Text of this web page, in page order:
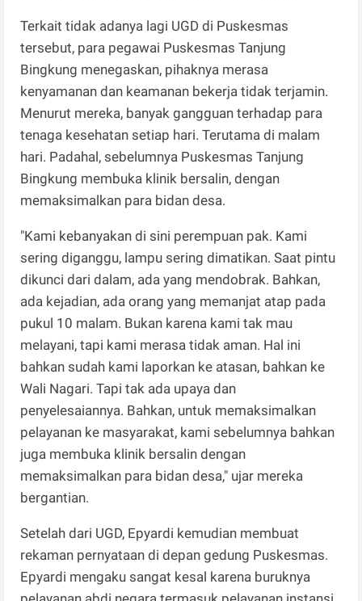
Terkait tidak adanya lagi UGD di Puskesmas
tersebut, para pegawai Puskesmas Tanjung
Bingkung menegaskan, pihaknya merasa
kenyamanan dan keamanan bekerja tidak terjamin.
Menurut mereka, banyak gangguan terhadap para
tenaga kesehatan setiap hari. Terutama di malam
hari. Padahal, sebelumnya Puskesmas Tanjung
Bingkung membuka klinik bersalin, dengan
memaksimalkan para bidan desa.
"Kami kebanyakan di sini perempuan pak. Kami
sering diganggu, lampu sering dimatikan. Saat pintu
dikunci dari dalam, ada yang mendobrak. Bahkan,
ada kejadian, ada orang yang memanjat atap pada
pukul 10 malam. Bukan karena kami tak mau
melayani, tapi kami merasa tidak aman. Hal ini
bahkan sudah kami laporkan ke atasan, bahkan ke
Wali Nagari. Tapi tak ada upaya dan
penyelesaiannya. Bahkan, untuk memaksimalkan
pelayanan ke masyarakat, kami sebelumnya bahkan
juga membuka klinik bersalin dengan
memaksimalkan para bidan desa," ujar mereka
bergantian.
Setelah dari UGD, Epyardi kemudian membuat
rekaman pernyataan di depan gedung Puskesmas.
Epyardi mengaku sangat kesal karena buruknya